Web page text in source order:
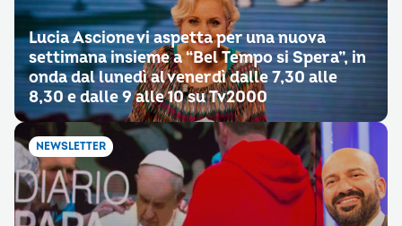
Lucia Ascione vi aspetta per una nuova
settimana insieme a “Bel Tempo si Spera”, in
onda dal lunedì al venerdì dalle 7,30 alle
8,30 e dalle 9 alle 10 su Tv2000
NEWSLETTER